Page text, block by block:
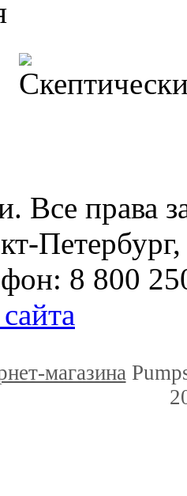
Все права
8 800
магазина